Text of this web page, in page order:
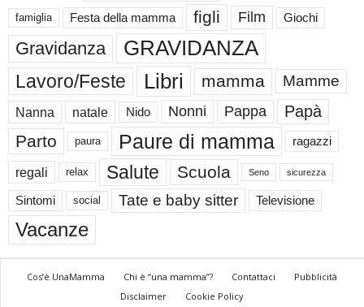
famiglia Festa della mamma figli Film Giochi
Gravidanza GRAVIDANZA
Lavoro/Feste Libri mamma Mamme
Nanna natale Nido Nonni Pappa Papà
Parto paura Paure di mamma ragazzi
regali relax Salute Scuola Seno sicurezza
Sintomi social Tate e baby sitter Televisione
Vacanze
Cos’è UnaMamma Chi è “una mamma”? Contattaci
Pubblicità
Disclaimer
Cookie Policy